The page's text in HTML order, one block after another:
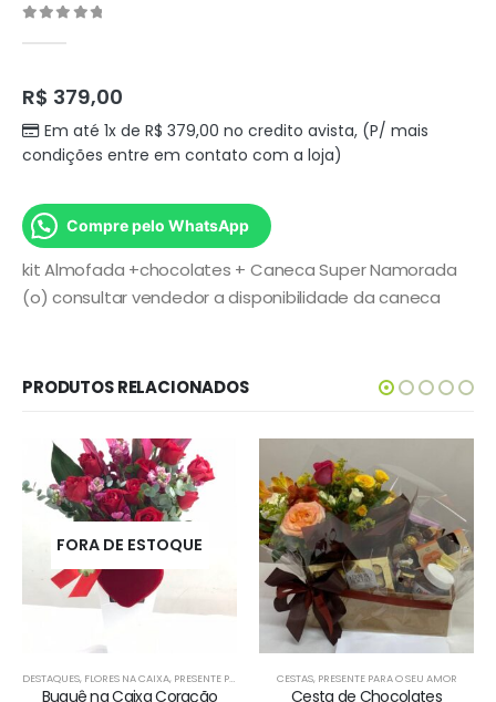
R$ 379,00
Em até 1x de R$ 379,00 no credito avista, (P/ mais
condições entre em contato com a loja)
Compre pelo WhatsApp
kit Almofada +chocolates + Caneca Super Namorada
(o) consultar vendedor a disponibilidade da caneca
PRODUTOS RELACIONADOS
,PRESENTE PARA O SEU AMOR ,PRODUTOS HOME 1
FORA DE ESTOQUE
DESTAQUES, FLORES NA CAIXA, PRESENTE PARA O SEU AMOR
Buquê na Caixa Coração
CESTAS, PRESENTE PARA O SEU AMOR
Cesta de Chocolates